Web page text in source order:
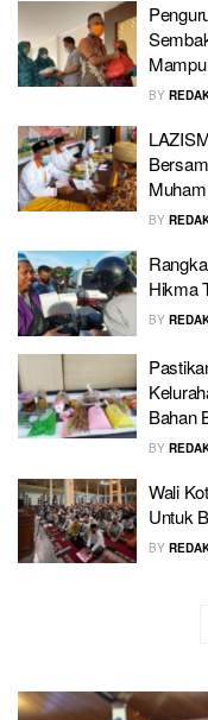
Mampu
BY
BY
Hikma
BY
Bahan
BY
Wali
Untuk
BY